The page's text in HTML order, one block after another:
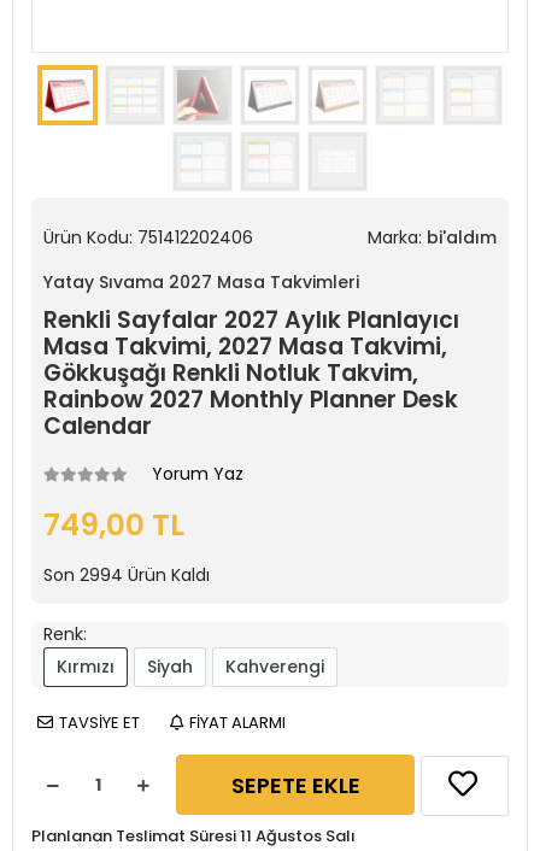
Ürün Kodu: 751412202406 Marka: bi'aldım
Yatay Sıvama 2027 Masa Takvimleri
Renkli Sayfalar 2027 Aylık Planlayıcı
Masa Takvimi, 2027 Masa Takvimi,
Gökkuşağı Renkli Notluk Takvim,
Rainbow 2027 Monthly Planner Desk
Calendar
Yorum Yaz
749,00 TL
Son 2994 Ürün Kaldı
Renk:
Kırmızı
Siyah Kahverengi
TAVSİYE ET FİYAT ALARMI
SEPETE EKLE
Planlanan Teslimat Süresi 11 Ağustos Salı